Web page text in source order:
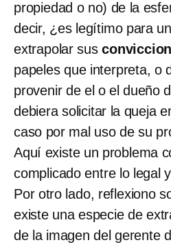
propiedad o no) de la
decir, ¿es legítimo para
extrapolar sus
papeles que interpreta, o
provenir de el o el dueño
debiera solicitar la queja
caso por mal uso de su
Aquí existe un problema
complicado entre lo legal
Por otro lado, reflexiono
existe una especie de
de la imagen del gerente